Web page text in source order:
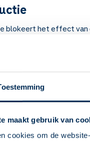
maakt gebruik van
cookies om de
blokeert het effect van
ook niet bij
om te
van het geheugen.
door de ziekte van